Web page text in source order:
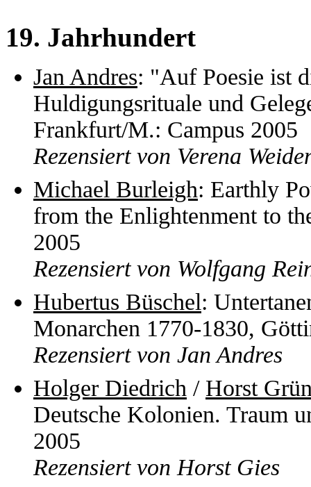
19. Jahrhundert
Jan Andres: "Auf Poesie ist
Huldigungsrituale und
Frankfurt/M.: Campus 2005
Rezensiert von Verena
Michael Burleigh: Earthly
from the Enlightenment to
2005
Rezensiert von Wolfgang
Hubertus Büschel:
Monarchen 1770-1830,
Rezensiert von Jan Andres
Holger Diedrich / Horst
Deutsche Kolonien. Traum
2005
Rezensiert von Horst Gies